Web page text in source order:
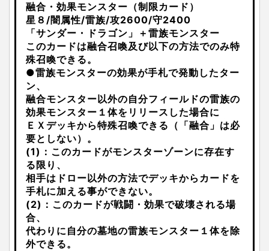
融合・効果モンスター（制限カード）
星８/闇属性/雷族/攻2600/守2400
「サンダー・ドラゴン」＋雷族モンスター
このカードは融合召喚及び以下の方法でのみ特
殊召喚できる。
●雷族モンスターの効果が手札で発動したター
ン、
融合モンスター以外の自分フィールドの雷族の
効果モンスター１体をリリースした場合に
ＥＸデッキから特殊召喚できる（「融合」は必
要としない）。
(1)：このカードがモンスターゾーンに存在す
る限り、
相手はドロー以外の方法でデッキからカードを
手札に加える事ができない。
(2)：このカードが戦闘・効果で破壊される場
合、
代わりに自分の墓地の雷族モンスター１体を除
外できる。